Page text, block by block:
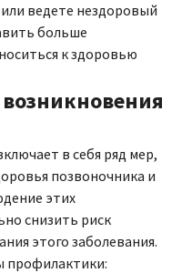
ведете нездоровый
больше
к здоровью
в себя ряд мер,
позвоночника и
этих
снизить риск
этого заболевания.
профилактики: